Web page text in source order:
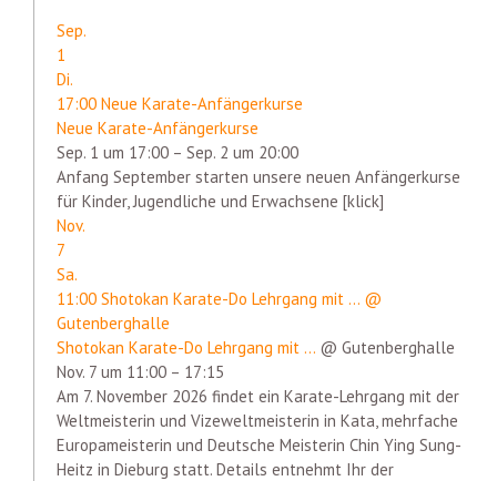
Sep.
1
Di.
17:00 Neue Karate-Anfängerkurse
Neue Karate-Anfängerkurse
Sep. 1 um 17:00 – Sep. 2 um 20:00
Anfang September starten unsere neuen Anfängerkurse
für Kinder, Jugendliche und Erwachsene [klick]
Nov.
7
Sa.
11:00 Shotokan Karate-Do Lehrgang mit ... @
Gutenberghalle
Shotokan Karate-Do Lehrgang mit ... @ Gutenberghalle
Nov. 7 um 11:00 – 17:15
Am 7. November 2026 findet ein Karate-Lehrgang mit der
Weltmeisterin und Vizeweltmeisterin in Kata, mehrfache
Europameisterin und Deutsche Meisterin Chin Ying Sung-
Heitz in Dieburg statt. Details entnehmt Ihr der